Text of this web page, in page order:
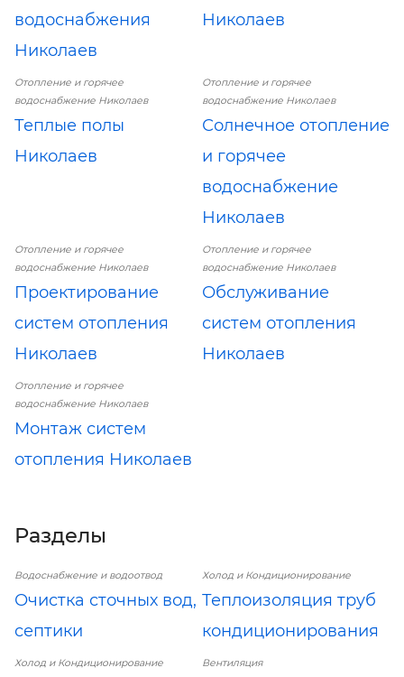
водоснабжения
Николаев
Николаев
Отопление и горячее
водоснабжение Николаев
Теплые полы
Николаев
Отопление и горячее
водоснабжение Николаев
Солнечное отопление
и горячее
водоснабжение
Николаев
Отопление и горячее
водоснабжение Николаев
Проектирование
систем отопления
Николаев
Отопление и горячее
водоснабжение Николаев
Обслуживание
систем отопления
Николаев
Отопление и горячее
водоснабжение Николаев
Монтаж систем
отопления Николаев
Разделы
Водоснабжение и водоотвод
Очистка сточных вод,
септики
Холод и Кондиционирование
Теплоизоляция труб
кондиционирования
Холод и Кондиционирование Вентиляция